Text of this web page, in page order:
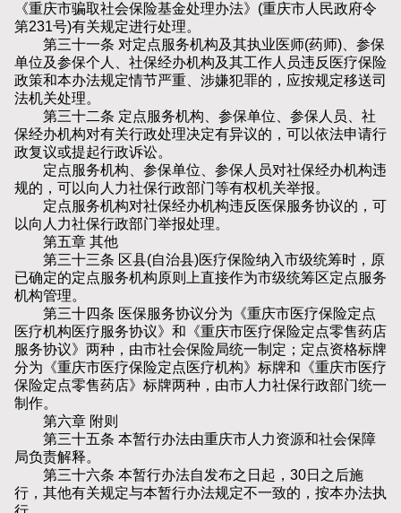
《重庆市骗取社会保险基金处理办法》(重庆市人民政府令
第231号)有关规定进行处理。
第三十一条 对定点服务机构及其执业医师(药师)、参保
单位及参保个人、社保经办机构及其工作人员违反医疗保险
政策和本办法规定情节严重、涉嫌犯罪的，应按规定移送司
法机关处理。
第三十二条 定点服务机构、参保单位、参保人员、社
保经办机构对有关行政处理决定有异议的，可以依法申请行
政复议或提起行政诉讼。
定点服务机构、参保单位、参保人员对社保经办机构违
规的，可以向人力社保行政部门等有权机关举报。
定点服务机构对社保经办机构违反医保服务协议的，可
以向人力社保行政部门举报处理。
第五章 其他
第三十三条 区县(自治县)医疗保险纳入市级统筹时，原
已确定的定点服务机构原则上直接作为市级统筹区定点服务
机构管理。
第三十四条 医保服务协议分为《重庆市医疗保险定点
医疗机构医疗服务协议》和《重庆市医疗保险定点零售药店
服务协议》两种，由市社会保险局统一制定；定点资格标牌
分为《重庆市医疗保险定点医疗机构》标牌和《重庆市医疗
保险定点零售药店》标牌两种，由市人力社保行政部门统一
制作。
第六章 附则
第三十五条 本暂行办法由重庆市人力资源和社会保障
局负责解释。
第三十六条 本暂行办法自发布之日起，30日之后施
行，其他有关规定与本暂行办法规定不一致的，按本办法执